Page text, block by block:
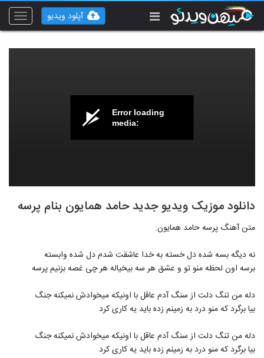
Toggle
آپلود ویدیو
Error loading
media:
دانلود موزیک ویدیو جدید حامد همایون بنام پرسه
متن آهنگ پرسه حامد همایون:
نه دیگه بسه شده دل خسته به خدا عاشقت شدم دل شده وابسته
برسه اون لحظه منو تو و عشق هر سه بیخیاله هر چی غصه بزنیم پرسه
دله من تنگ دلت از سنگ آدم عاقل با اونیکه میخوادش نمیکنه جنگ
بیا برگرد که منو درد به زمینم زده باید یه کاری کرد
دله من تنگ دلت از سنگ آدم عاقل با اونیکه میخوادش نمیکنه جنگ
بیا برگرد که منو درد به زمینم زده باید یه کاری کرد